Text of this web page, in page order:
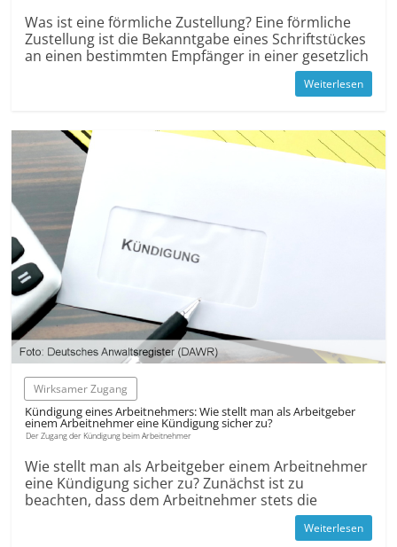
Was ist eine förmliche Zustellung? Eine förmliche
Zustellung ist die Bekanntgabe eines Schrift­stückes
an einen bestimmten Empfänger in einer gesetzlich
Weiterlesen
Wirksamer Zugang
Kündigung eines Arbeitnehmers: Wie stellt man als Arbeitgeber
einem Arbeitnehmer eine Kündigung sicher zu?
Der Zugang der Kündigung beim Arbeitnehmer
Wie stellt man als Arbeitgeber einem Arbeitnehmer
eine Kündigung sicher zu? Zunächst ist zu
beachten, dass dem Arbeitnehmer stets die
Weiterlesen